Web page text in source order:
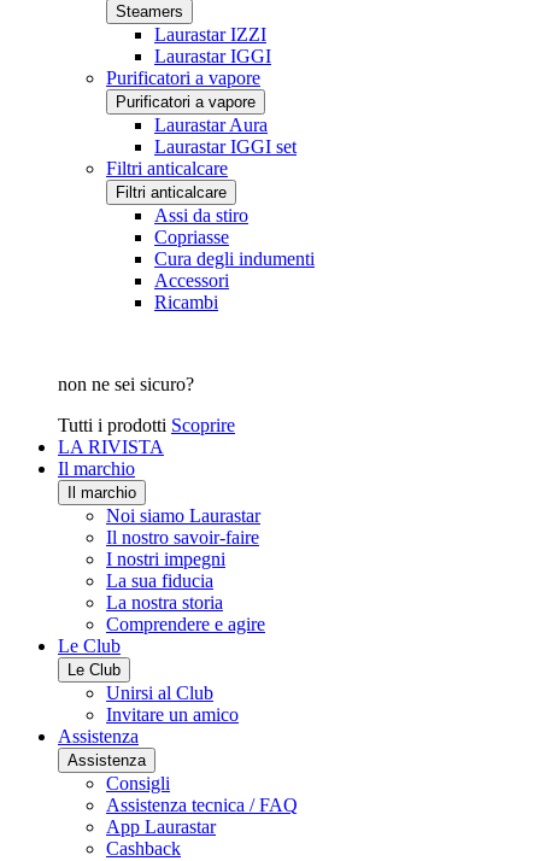
Steamers
Laurastar IZZI
Laurastar IGGI
Purificatori a vapore
Purificatori a vapore
Laurastar Aura
Laurastar IGGI set
Filtri anticalcare
Filtri anticalcare
Assi da stiro
Copriasse
Cura degli indumenti
Accessori
Ricambi
non ne sei sicuro?
Tutti i prodotti Scoprire
LA RIVISTA
Il marchio
Il marchio
Noi siamo Laurastar
Il nostro savoir-faire
I nostri impegni
La sua fiducia
La nostra storia
Comprendere e agire
Le Club
Le Club
Unirsi al Club
Invitare un amico
Assistenza
Assistenza
Consigli
Assistenza tecnica / FAQ
App Laurastar
Cashback